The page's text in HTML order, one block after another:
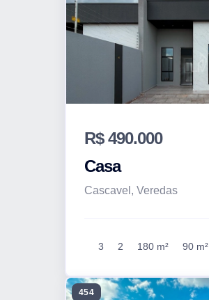
R$ 490.000
Casa
Cascavel, Veredas
3 2 180 m² 90 m²
454